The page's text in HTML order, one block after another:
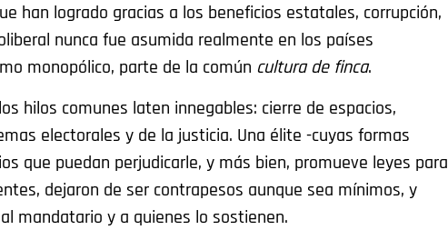
han logrado gracias a los beneficios estatales, corrupción,
nunca fue asumida realmente en los países
monopólico, parte de la común cultura de finca.
hilos comunes laten innegables: cierre de espacios,
electorales y de la justicia. Una élite -cuyas formas
que puedan perjudicarle, y más bien, promueve leyes para
dejaron de ser contrapesos aunque sea mínimos, y
mandatario y a quienes lo sostienen.